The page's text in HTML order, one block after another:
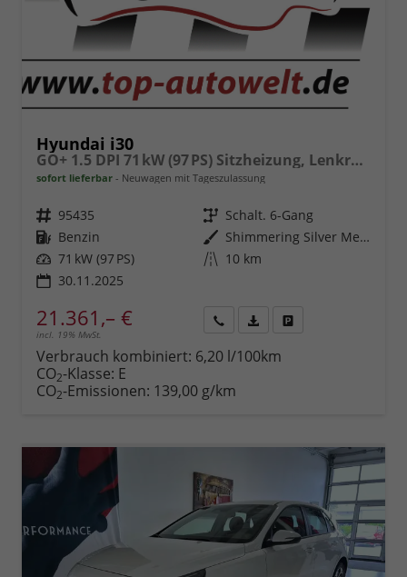
Hyundai i30
GO+ 1.5 DPI 71 kW (97 PS) Sitzheizung, Lenkradheizung, 2-Zonen-Klimaautomatik, Android Auto, Apple CarPlay, Navigationssystem, DAB, Indutkionsladen für Smartphones, 17 Zoll Leichtmetallfelgen, uvm.
sofort lieferbar Neuwagen mit Tageszulassung
Fahrzeugnr. 95435 Getriebe Schalt. 6-Gang
Kraftstoff Benzin Außenfarbe
Shimmering Silver Metallic
Leistung 71 kW (97 PS) Kilometerstand 10 km
30.11.2025
21.361,– €
incl. 19% MwSt.
anfordern
Datei,
Verbrauch kombiniert: 6,20 l/100km
CO2-Klasse: E
CO2-Emissionen: 139,00 g/km